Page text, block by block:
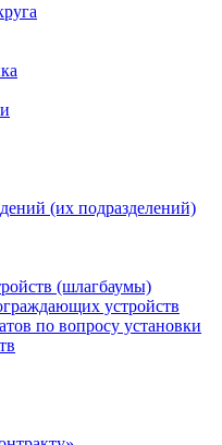
(их подразделений)
(шлагбаумы)
устройств
по вопросу установки